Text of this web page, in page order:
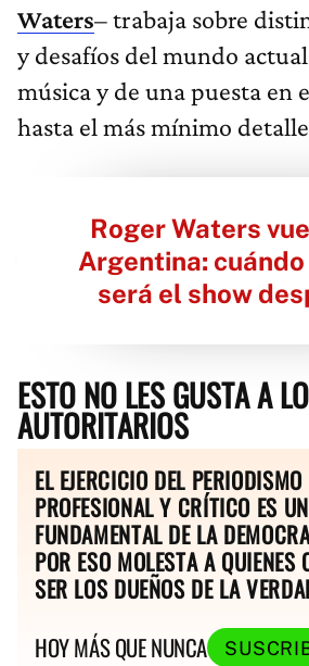
Waters– trabaja sobre
y desafíos del mundo
música y de una puesta en
hasta el más mínimo
Roger Waters
Argentina:
será el show
ESTO NO LES GUSTA A
AUTORITARIOS
EL EJERCICIO DEL PERIODISMO
PROFESIONAL Y CRÍTICO ES
FUNDAMENTAL DE LA
POR ESO MOLESTA A QUIENES
SER LOS DUEÑOS DE LA
HOY MÁS QUE NUNCA